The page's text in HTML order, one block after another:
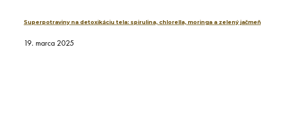
Superpotraviny na detoxikáciu tela: spirulina, chlorella, moringa a zelený jačmeň
19. marca 2025